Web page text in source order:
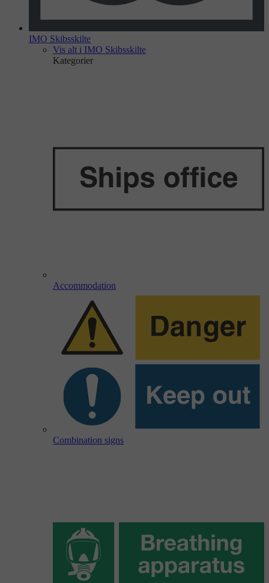
IMO Skibsskilte
Vis alt i IMO Skibsskilte
Kategorier
Accommodation
Combination signs